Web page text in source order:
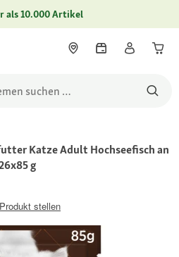
als 10.000 Artikel
Katze Adult Hochseefisch an
g
stellen